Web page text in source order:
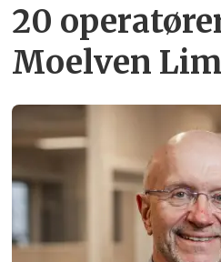
20
Moelven